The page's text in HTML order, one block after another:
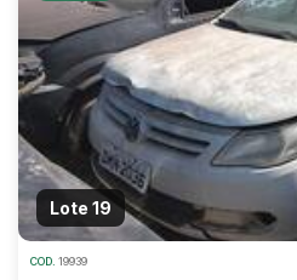
Lote 19
COD. 19939